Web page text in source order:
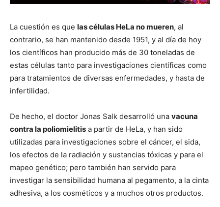
La cuestión es que las células HeLa no mueren, al
contrario, se han mantenido desde 1951, y al día de hoy
los científicos han producido más de 30 toneladas de
estas células tanto para investigaciones científicas como
para tratamientos de diversas enfermedades, y hasta de
infertilidad.
De hecho, el doctor Jonas Salk desarrolló una vacuna
contra la poliomielitis a partir de HeLa, y han sido
utilizadas para investigaciones sobre el cáncer, el sida,
los efectos de la radiación y sustancias tóxicas y para el
mapeo genético; pero también han servido para
investigar la sensibilidad humana al pegamento, a la cinta
adhesiva, a los cosméticos y a muchos otros productos.